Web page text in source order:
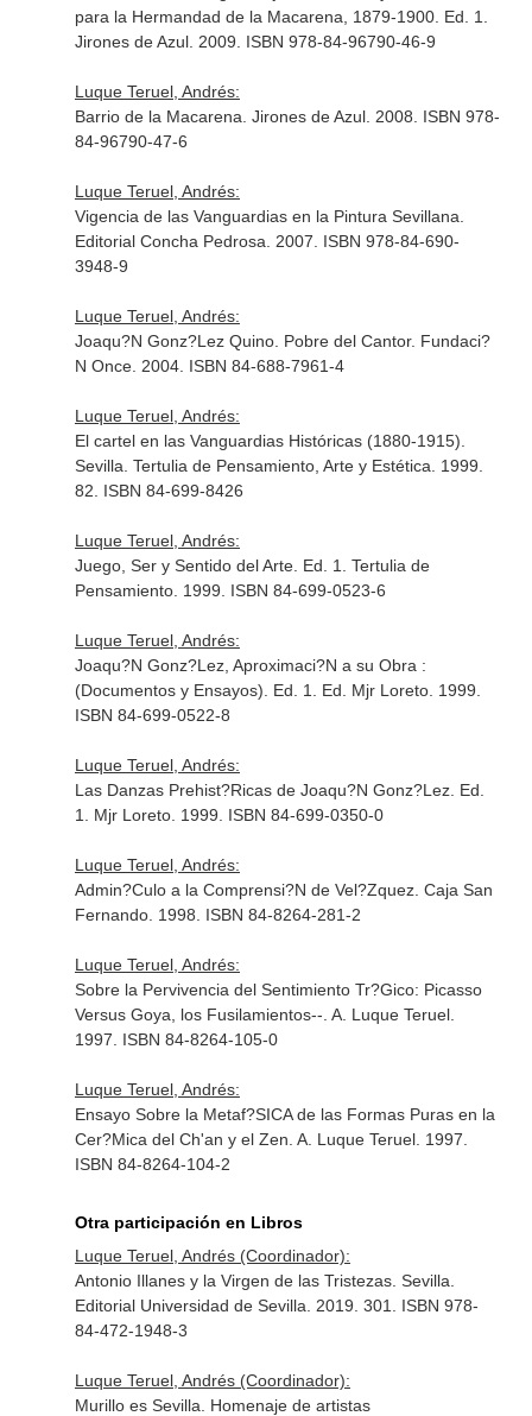
para la Hermandad de la Macarena, 1879-1900. Ed. 1.
Jirones de Azul. 2009. ISBN 978-84-96790-46-9
Luque Teruel, Andrés:
Barrio de la Macarena. Jirones de Azul. 2008. ISBN 978-
84-96790-47-6
Luque Teruel, Andrés:
Vigencia de las Vanguardias en la Pintura Sevillana.
Editorial Concha Pedrosa. 2007. ISBN 978-84-690-
3948-9
Luque Teruel, Andrés:
Joaqu?N Gonz?Lez Quino. Pobre del Cantor. Fundaci?
N Once. 2004. ISBN 84-688-7961-4
Luque Teruel, Andrés:
El cartel en las Vanguardias Históricas (1880-1915).
Sevilla. Tertulia de Pensamiento, Arte y Estética. 1999.
82. ISBN 84-699-8426
Luque Teruel, Andrés:
Juego, Ser y Sentido del Arte. Ed. 1. Tertulia de
Pensamiento. 1999. ISBN 84-699-0523-6
Luque Teruel, Andrés:
Joaqu?N Gonz?Lez, Aproximaci?N a su Obra :
(Documentos y Ensayos). Ed. 1. Ed. Mjr Loreto. 1999.
ISBN 84-699-0522-8
Luque Teruel, Andrés:
Las Danzas Prehist?Ricas de Joaqu?N Gonz?Lez. Ed.
1. Mjr Loreto. 1999. ISBN 84-699-0350-0
Luque Teruel, Andrés:
Admin?Culo a la Comprensi?N de Vel?Zquez. Caja San
Fernando. 1998. ISBN 84-8264-281-2
Luque Teruel, Andrés:
Sobre la Pervivencia del Sentimiento Tr?Gico: Picasso
Versus Goya, los Fusilamientos--. A. Luque Teruel.
1997. ISBN 84-8264-105-0
Luque Teruel, Andrés:
Ensayo Sobre la Metaf?SICA de las Formas Puras en la
Cer?Mica del Ch'an y el Zen. A. Luque Teruel. 1997.
ISBN 84-8264-104-2
Otra participación en Libros
Luque Teruel, Andrés (Coordinador):
Antonio Illanes y la Virgen de las Tristezas. Sevilla.
Editorial Universidad de Sevilla. 2019. 301. ISBN 978-
84-472-1948-3
Luque Teruel, Andrés (Coordinador):
Murillo es Sevilla. Homenaje de artistas